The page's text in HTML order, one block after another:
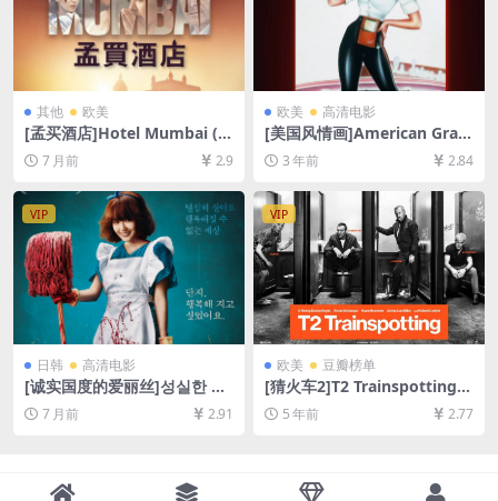
其他 欧美
[孟买酒店]Hotel Mumbai (2
018)[百度网盘+夸克网盘1080
P超清未删减资源][网盘在线播
幕]
7 月前 2.9
欧美 高清电影
[美国风情画]American Gra
ffiti (1973)[百度网盘+夸克网
盘1080P超清未删减资源][网
B][繁体中字]
3 年前 2.84
VIP
日韩 高清电影
[诚实国度的爱丽丝]성실한 나
라의 앨리스 (2015)[百度网盘
+夸克网盘1080P超清未删减
7 月前 2.91
VIP
欧美 豆瓣榜单
[猜火车2]T2 Trainspotting
(2017)[百度网盘+迅雷云盘资
源1080P超清未删减][MP4/7.
5 年前 2.77